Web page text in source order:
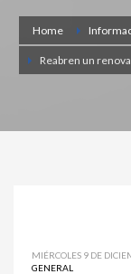
Home
Reabren un
MIÉRCOLES 9 DE
GENERAL